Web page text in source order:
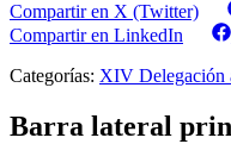
Compartir en X (Twitter)
Compartir en LinkedIn
Categorías: XIV Delegación
Barra lateral